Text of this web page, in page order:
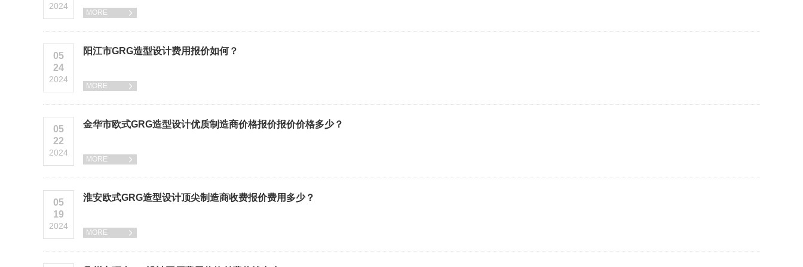
2024
MORE 
05
24
2024
阳江市GRG造型设计费用报价如何？
MORE 
05
22
2024
金华市欧式GRG造型设计优质制造商价格报价报价价格多少？
MORE 
05
19
2024
淮安欧式GRG造型设计顶尖制造商收费报价费用多少？
MORE 